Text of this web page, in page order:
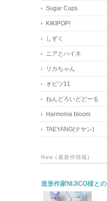
Sugar Cups
KIKIPOP!
しずく
ニアとハイネ
リカちゃん
オビツ11
ねんどろいどどーる
Harmonia bloom
TAEYANG(テヤン)
New (最新作情報)
造形作家NIJICO様と